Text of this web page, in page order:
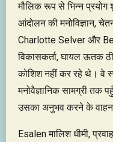
मौलिक रूप से भिन्न प्रयोग
आंदोलन की मनोविज्ञान,
Charlotte Selver और
विकासकर्ता, घायल ऊतक
कोशिश नहीं कर रहे थे। वे
मनोवैज्ञानिक सामग्री तक
उसका अनुभव करने के
Esalen मालिश धीमी,